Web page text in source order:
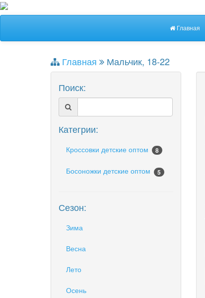
Главная
Главная
Мальчик, 18-22
Поиск:
Категрии:
Кроссовки детские оптом 8
Босоножки детские оптом 5
Сезон:
Зима
Весна
Лето
Осень